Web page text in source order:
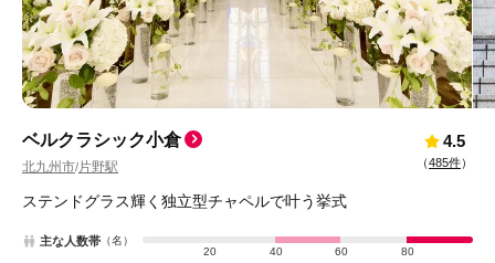
ベルクラシック小倉
北九州市/片野駅
4.5
（485件）
ステンドグラス輝く独立型チャペルで叶う挙式
主な人数帯 （名）
20
40 60 80